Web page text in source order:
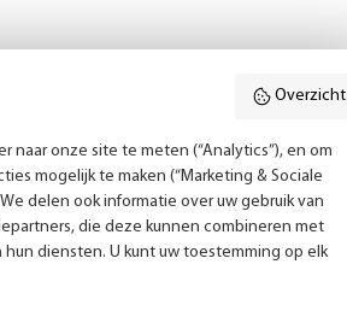
Overzicht
naar onze site te meten (“Analytics”), en om
mogelijk te maken (“Marketing & Sociale
delen ook informatie over uw gebruik van
die deze kunnen combineren met
diensten. U kunt uw toestemming op elk